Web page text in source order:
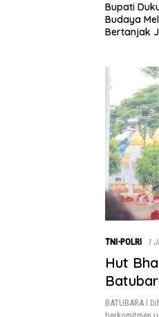
Bupati
Budaya
Bertanjak
TNI-POLRI 1
Hut
BATUBARA I